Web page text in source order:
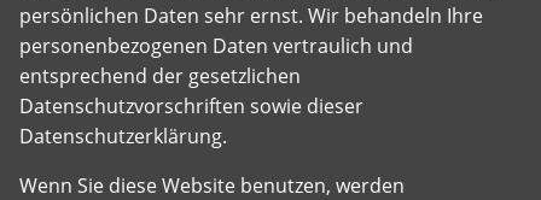
persönlichen Daten sehr ernst. Wir behandeln Ihre
personenbezogenen Daten vertraulich und
entsprechend der gesetzlichen
Datenschutzvorschriften sowie dieser
Datenschutzerklärung.
Wenn Sie diese Website benutzen, werden